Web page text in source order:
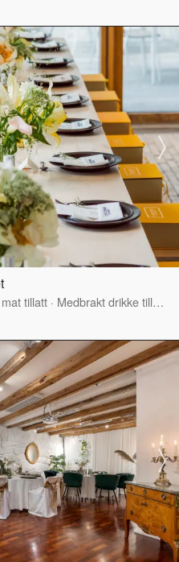
tillatt · Medbrakt drikke tillatt